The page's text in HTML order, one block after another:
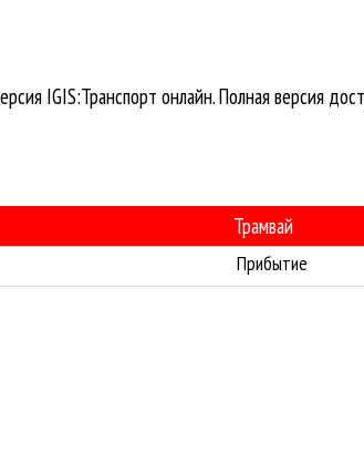
IGIS:Транспорт онлайн. Полная версия
Трамвай
Прибытие